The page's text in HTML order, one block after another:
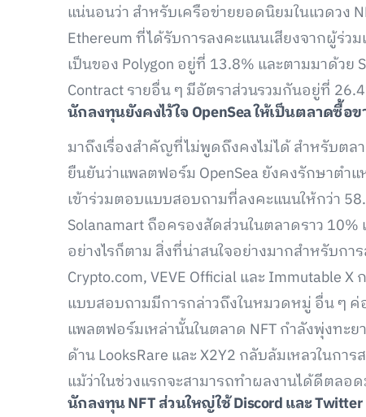
แน่นอนว่า สำหรับเครือข่ายยอดนิยมในแวดวง
Ethereum ที่ได้รับการลงคะแนนเสียงจากผู้ร่
เป็นของ Polygon อยู่ที่ 13.8% และตามมาด้ว
Contract รายอื่น ๆ มีอัตราส่วนรวมกันอยู่ที่
นักลงทุนยังคงไว้ใจ OpenSeaให้เป็นตลาดซื้อ
มาถึงเรื่องสำคัญที่ไม่พูดถึงคงไม่ได้ สำหรับต
ยืนยันว่าแพลตฟอร์ม OpenSea ยังคงรักษาตำ
เข้าร่วมตอบแบบสอบถามที่ลงคะแนนให้กว่า
Solanamart ถือครองสัดส่วนในตลาดราว
อย่างไรก็ตาม สิ่งที่น่าสนใจอย่างมากสำหรับก
Crypto.com, VEVE Official และ Immutable
แบบสอบถามมีการกล่าวถึงในหมวดหมู่ อื่น ๆ ค่
แพลตฟอร์มเหล่านั้นในตลาด NFT กำลังพุ่งทะ
ด้าน LooksRare และ X2Y2 กลับล้มเหลวในกา
แม้ว่าในช่วงแรกจะสามารถทำผลงานได้ดีตลอ
นักลงทุน NFTส่วนใหญ่ใช้ Discordและ Twitter